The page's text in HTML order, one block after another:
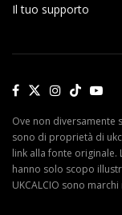
Il tuo supporto
Ove non diversamente
sono di proprietà di
link alla fonte
hanno solo scopo
UKCALCIO sono